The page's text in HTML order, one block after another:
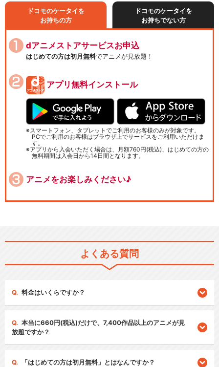
ドコモのケータイを
お持ちの方
ドコモのケータイを
お持ちでない方
dアニメストアサービスお申込
はじめての方は初月無料でアニメが見放題！
アプリ無料インストール
スマートフォン、タブレットでご利用のお客様のみが対象です。
PCでご利用のお客様はブラウザ上でサービスをご利用いただけま
す。
アプリから入会いただく場合は、月額760円(税込)、はじめての方の
無料期間は入会日から14日間となります。
アニメをお楽しみください♪
よくある質問
料金はいくらですか？
本当に660円(税込)だけで、7,400作品以上のアニメが見
放題ですか？
「はじめての方は初月無料」とはなんですか？